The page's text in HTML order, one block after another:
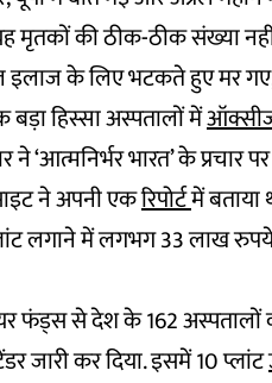
मृतकों की ठीक-ठीक संख्या
इलाज के लिए भटकते हुए मर
बड़ा हिस्सा अस्पतालों में
‘आत्मनिर्भर भारत’ के प्रचार
ने अपनी एकरिपोर्टमें बताया
लगाने में लगभग 33 लाख
फंड्स से देश के 162
जारी कर दिया. इसमें 10 प्लांट